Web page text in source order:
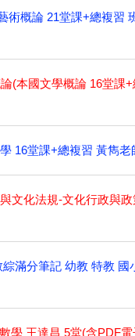
術概論 21堂課+總複習
(本國文學概論 16堂
16堂課+總複習 黃雋
文化法規-文化行政與
滿分筆記 幼教 特教
學 王達昌 5堂(含PDF